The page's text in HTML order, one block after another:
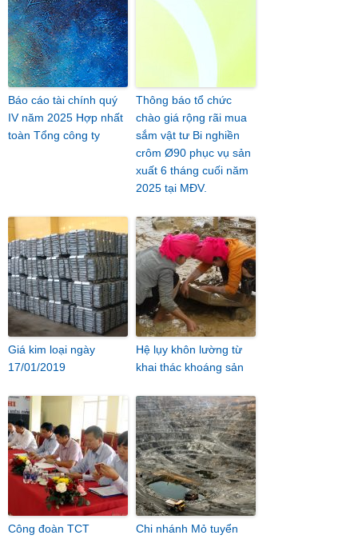
Báo cáo tài chính quý
IV năm 2025 Hợp nhất
toàn Tổng công ty
Thông báo tổ chức
chào giá rộng rãi mua
sắm vật tư Bi nghiền
crôm Ø90 phục vụ sản
xuất 6 tháng cuối năm
2025 tại MĐV.
Giá kim loại ngày
17/01/2019
Hệ lụy khôn lường từ
khai thác khoáng sản
Công đoàn TCT
Chi nhánh Mỏ tuyển